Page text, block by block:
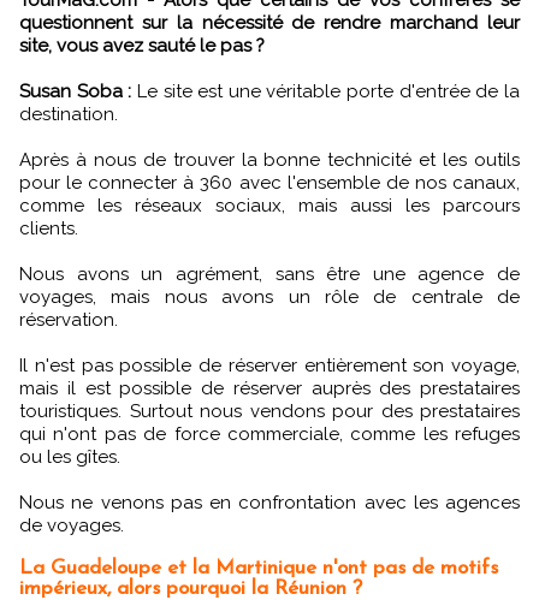
questionnent sur la nécessité de rendre marchand leur
site, vous avez sauté le pas ?
Susan Soba : Le site est une véritable porte d'entrée de la
destination.
Après à nous de trouver la bonne technicité et les outils
pour le connecter à 360 avec l'ensemble de nos canaux,
comme les réseaux sociaux, mais aussi les parcours
clients.
Nous avons un agrément, sans être une agence de
voyages, mais nous avons un rôle de centrale de
réservation.
Il n'est pas possible de réserver entièrement son voyage,
mais il est possible de réserver auprès des prestataires
touristiques. Surtout nous vendons pour des prestataires
qui n'ont pas de force commerciale, comme les refuges
ou les gîtes.
Nous ne venons pas en confrontation avec les agences
de voyages.
La Guadeloupe et la Martinique n'ont pas de motifs
impérieux, alors pourquoi la Réunion ?